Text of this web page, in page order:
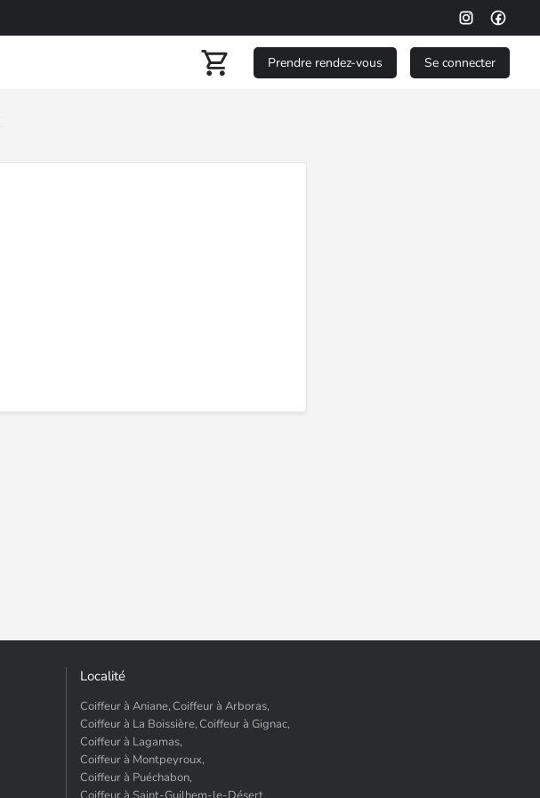
Prendre rendez-vous Se connecter
Localité
Coiffeur à Aniane, Coiffeur à Arboras,
Coiffeur à La Boissière, Coiffeur à Gignac,
Coiffeur à Lagamas,
Coiffeur à Montpeyroux,
Coiffeur à Puéchabon,